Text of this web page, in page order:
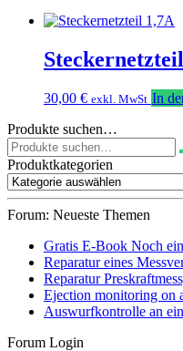
30,00 € exkl. MwSt In
Produkte suchen…
Suchen
nach:
Produktkategorien
Forum: Neueste Themen
Gratis E-Book Noch
Reparatur eines
Reparatur
Ejection monitoring on
Auswurfkontrolle an
Forum Login